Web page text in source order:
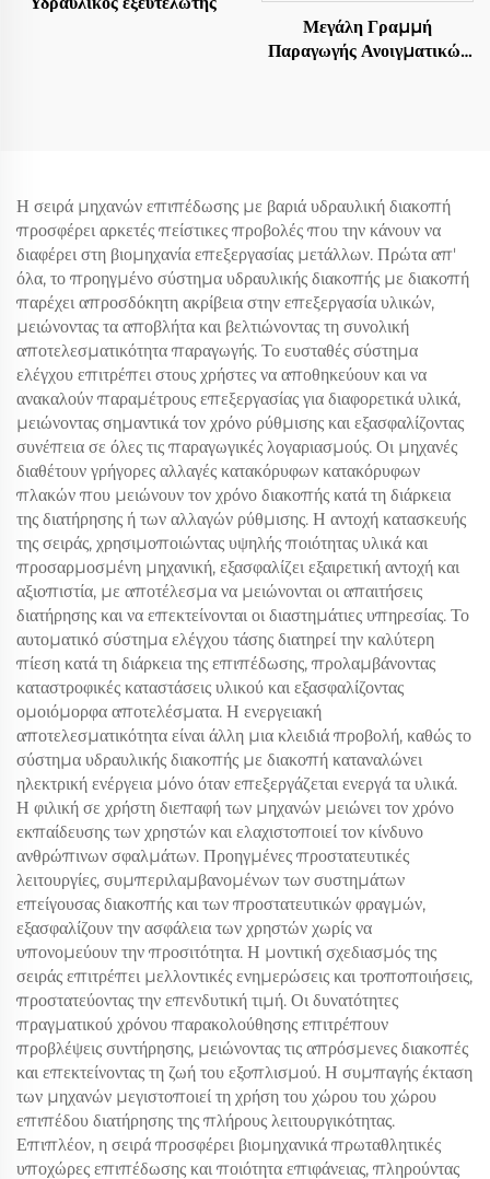
Μεγάλη Γραμμή
Παραγωγής Ανοιγματικών
Η σειρά μηχανών επιπέδωσης με βαριά υδραυλική διακοπή
προσφέρει αρκετές πείστικες προβολές που την κάνουν να
διαφέρει στη βιομηχανία επεξεργασίας μετάλλων. Πρώτα απ'
όλα, το προηγμένο σύστημα υδραυλικής διακοπής με διακοπή
παρέχει απροσδόκητη ακρίβεια στην επεξεργασία υλικών,
μειώνοντας τα αποβλήτα και βελτιώνοντας τη συνολική
αποτελεσματικότητα παραγωγής. Το ευσταθές σύστημα
ελέγχου επιτρέπει στους χρήστες να αποθηκεύουν και να
ανακαλούν παραμέτρους επεξεργασίας για διαφορετικά υλικά,
μειώνοντας σημαντικά τον χρόνο ρύθμισης και εξασφαλίζοντας
συνέπεια σε όλες τις παραγωγικές λογαριασμούς. Οι μηχανές
διαθέτουν γρήγορες αλλαγές κατακόρυφων κατακόρυφων
πλακών που μειώνουν τον χρόνο διακοπής κατά τη διάρκεια
της διατήρησης ή των αλλαγών ρύθμισης. Η αντοχή κατασκευής
της σειράς, χρησιμοποιώντας υψηλής ποιότητας υλικά και
προσαρμοσμένη μηχανική, εξασφαλίζει εξαιρετική αντοχή και
αξιοπιστία, με αποτέλεσμα να μειώνονται οι απαιτήσεις
διατήρησης και να επεκτείνονται οι διαστημάτιες υπηρεσίας. Το
αυτοματικό σύστημα ελέγχου τάσης διατηρεί την καλύτερη
πίεση κατά τη διάρκεια της επιπέδωσης, προλαμβάνοντας
καταστροφικές καταστάσεις υλικού και εξασφαλίζοντας
ομοιόμορφα αποτελέσματα. Η ενεργειακή
αποτελεσματικότητα είναι άλλη μια κλειδιά προβολή, καθώς το
σύστημα υδραυλικής διακοπής με διακοπή καταναλώνει
ηλεκτρική ενέργεια μόνο όταν επεξεργάζεται ενεργά τα υλικά.
Η φιλική σε χρήστη διεπαφή των μηχανών μειώνει τον χρόνο
εκπαίδευσης των χρηστών και ελαχιστοποιεί τον κίνδυνο
ανθρώπινων σφαλμάτων. Προηγμένες προστατευτικές
λειτουργίες, συμπεριλαμβανομένων των συστημάτων
επείγουσας διακοπής και των προστατευτικών φραγμών,
εξασφαλίζουν την ασφάλεια των χρηστών χωρίς να
υπονομεύουν την προσιτότητα. Η μοντική σχεδιασμός της
σειράς επιτρέπει μελλοντικές ενημερώσεις και τροποποιήσεις,
προστατεύοντας την επενδυτική τιμή. Οι δυνατότητες
πραγματικού χρόνου παρακολούθησης επιτρέπουν
προβλέψεις συντήρησης, μειώνοντας τις απρόσμενες διακοπές
και επεκτείνοντας τη ζωή του εξοπλισμού. Η συμπαγής έκταση
των μηχανών μεγιστοποιεί τη χρήση του χώρου του χώρου
επιπέδου διατήρησης της πλήρους λειτουργικότητας.
Επιπλέον, η σειρά προσφέρει βιομηχανικά πρωταθλητικές
υποχώρες επιπέδωσης και ποιότητα επιφάνειας, πληρούντας